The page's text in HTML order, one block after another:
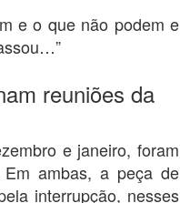
e o que não podem e
reuniões da
e janeiro, foram
ambas, a peça de
interrupção, nesses